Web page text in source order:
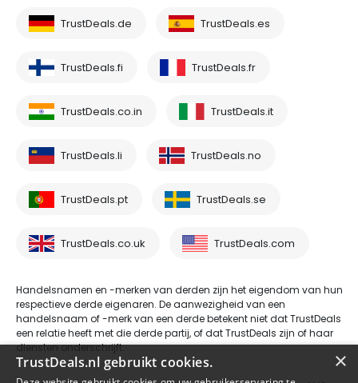
TrustDeals.de TrustDeals.es
TrustDeals.fi TrustDeals.fr
TrustDeals.co.in TrustDeals.it
TrustDeals.li TrustDeals.no
TrustDeals.pt TrustDeals.se
TrustDeals.co.uk TrustDeals.com
Handelsnamen en -merken van derden zijn het eigendom van hun
respectieve derde eigenaren. De aanwezigheid van een
handelsnaam of -merk van een derde betekent niet dat TrustDeals
een relatie heeft met die derde partij, of dat TrustDeals zijn of haar
diensten onderschrijft.
×
TrustDeals.nl gebruikt cookies.